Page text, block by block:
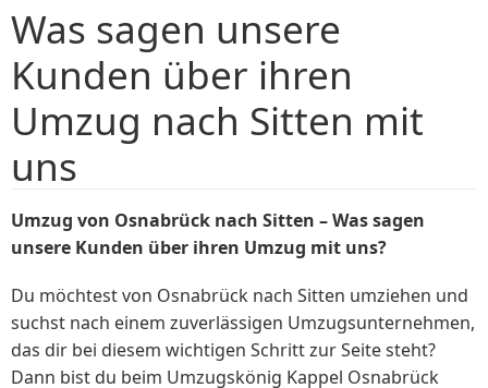
Was sagen unsere
Kunden über ihren
Umzug nach Sitten mit
uns
Umzug von Osnabrück nach Sitten – Was sagen
unsere Kunden über ihren Umzug mit uns?
Du möchtest von Osnabrück nach Sitten umziehen und
suchst nach einem zuverlässigen Umzugsunternehmen,
das dir bei diesem wichtigen Schritt zur Seite steht?
Dann bist du beim Umzugskönig Kappel Osnabrück